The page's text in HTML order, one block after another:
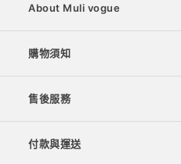
About Muli vogue
購物須知
售後服務
付款與運送